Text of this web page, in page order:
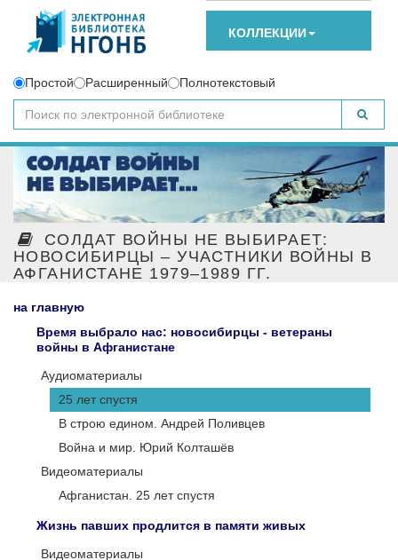
КОЛЛЕКЦИИ
Простой Расширенный Полнотекстовый
СОЛДАТ ВОЙНЫ НЕ ВЫБИРАЕТ:
НОВОСИБИРЦЫ – УЧАСТНИКИ ВОЙНЫ В
АФГАНИСТАНЕ 1979–1989 ГГ.
на главную
Время выбрало нас: новосибирцы - ветераны
войны в Афганистане
Аудиоматериалы
25 лет спустя
В строю едином. Андрей Поливцев
Война и мир. Юрий Колташёв
Видеоматериалы
Афганистан. 25 лет спустя
Жизнь павших продлится в памяти живых
Видеоматериалы